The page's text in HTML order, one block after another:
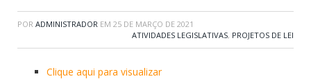
POR ADMINISTRADOR EM 25 DE MARÇO DE 2021
ATIVIDADES LEGISLATIVAS, PROJETOS DE LEI
Clique aqui para visualizar